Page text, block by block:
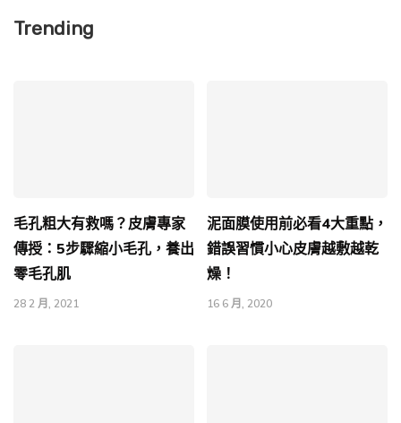
Trending
毛孔粗大有救嗎？皮膚專家
傳授：5步驟縮小毛孔，養出
零毛孔肌
28 2 月, 2021
泥面膜使用前必看4大重點，
錯誤習慣小心皮膚越敷越乾
燥！
16 6 月, 2020